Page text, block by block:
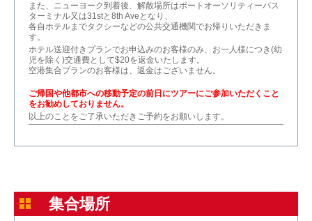
また、ニューヨーク到着後、解散場所はポートオーソリティーバス
ターミナル又は31stと8th Aveとなり、
各自ホテルまでタクシーなどの公共交通機関でお帰りいただきま
す。
ホテル送迎付きプランでお申込みのお客様のみ、お一人様につき(幼
児を除く)交通費として$20を返金いたします。
空港集合プランのお客様は、返金はございません。
ご帰国や他都市への移動予定の前日にツアーにご参加いただくこと
をお勧めしておりません。
以上のことをご了承いただきご予約をお願いします。
集合場所